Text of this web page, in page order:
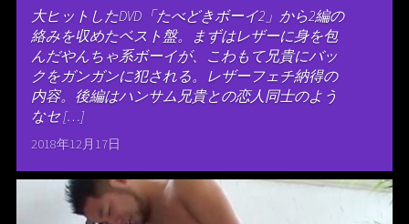
大ヒットしたDVD「たべどきボーイ2」から2編の
絡みを収めたベスト盤。まずはレザーに身を包
んだやんちゃ系ボーイが、こわもて兄貴にバッ
クをガンガンに犯される。レザーフェチ納得の
内容。後編はハンサム兄貴との恋人同士のよう
なセ […]
2018年12月17日